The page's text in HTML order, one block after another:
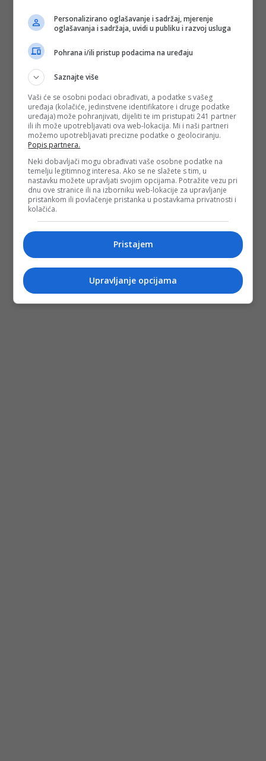
Personalizirano oglašavanje i sadržaj, mjerenje
oglašavanja i sadržaja, uvidi u publiku i razvoj usluga
Pohrana i/ili pristup podacima na uređaju
Saznajte više
Vaši će se osobni podaci obrađivati, a podatke s vašeg
uređaja (kolačiće, jedinstvene identifikatore i druge podatke
uređaja) može pohranjivati, dijeliti te im pristupati 241 partner
ili ih može upotrebljavati ova web-lokacija. Mi i naši partneri
možemo upotrebljavati precizne podatke o geolociranju.
Popis partnera.
Neki dobavljači mogu obrađivati vaše osobne podatke na
temelju legitimnog interesa. Ako se ne slažete s tim, u
nastavku možete upravljati svojim opcijama. Potražite vezu pri
dnu ove stranice ili na izborniku web-lokacije za upravljanje
pristankom ili povlačenje pristanka u postavkama privatnosti i
kolačića.
Pristajem
Upravljanje opcijama